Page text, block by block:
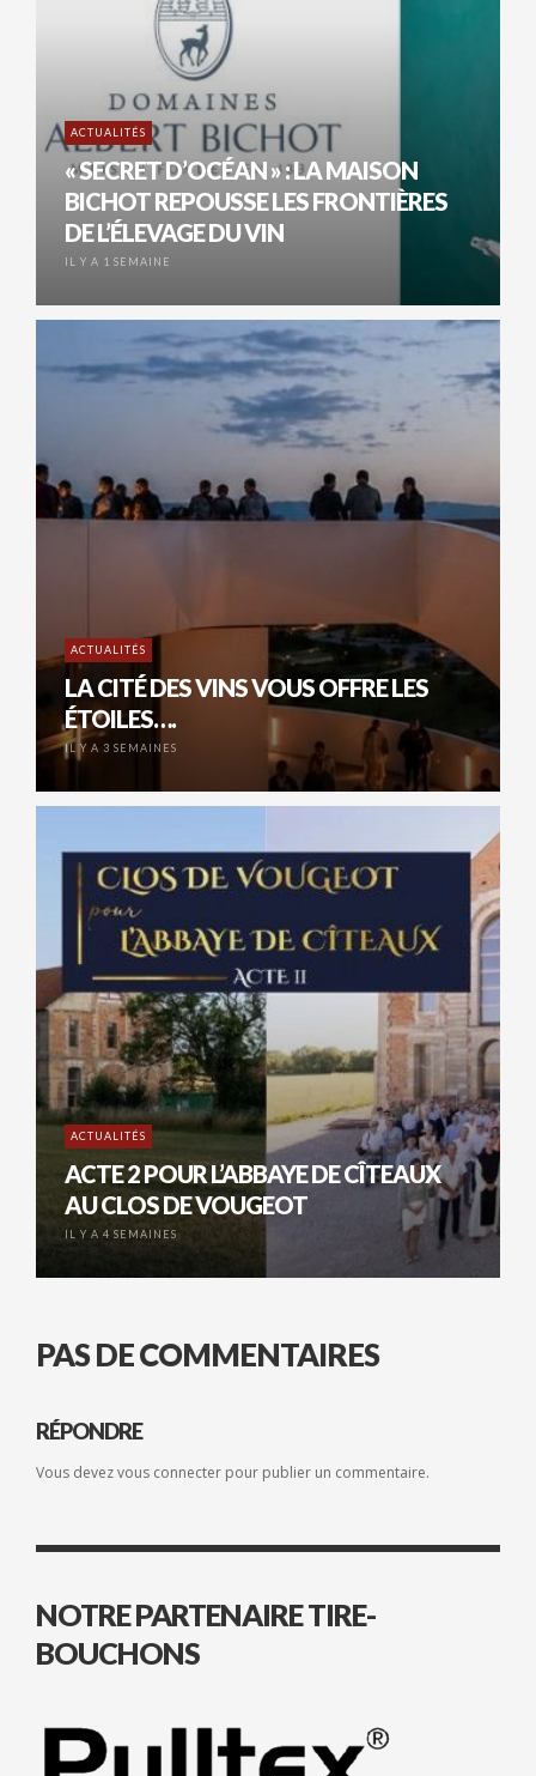
ACTUALITÉS
« SECRET D’OCÉAN » : LA MAISON
BICHOT REPOUSSE LES FRONTIÈRES
DE L’ÉLEVAGE DU VIN
IL Y A 1 SEMAINE
ACTUALITÉS
LA CITÉ DES VINS VOUS OFFRE LES
ÉTOILES….
IL Y A 3 SEMAINES
ACTUALITÉS
ACTE 2 POUR L’ABBAYE DE CÎTEAUX
AU CLOS DE VOUGEOT
IL Y A 4 SEMAINES
PAS DE COMMENTAIRES
RÉPONDRE
Vous devezvous connecter pour publier un commentaire.
NOTRE PARTENAIRE TIRE-
BOUCHONS